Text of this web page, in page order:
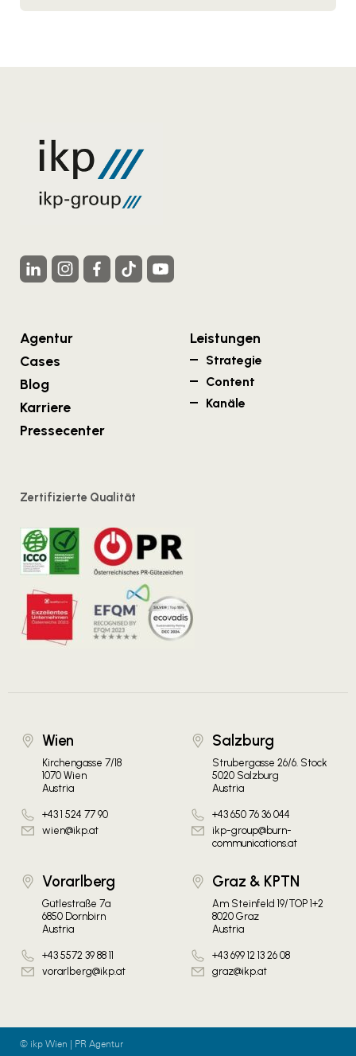
Agentur
Cases
Blog
Karriere
Pressecenter
Leistungen
Strategie
Content
Kanäle
Zertifizierte Qualität
Wien
Kirchengasse 7/18
1070 Wien
Austria
+43 1 524 77 90
wien@ikp.at
Salzburg
Strubergasse 26/6. Stock
5020 Salzburg
Austria
+43 650 76 36 044
ikp-group@burn-
communications.at
Vorarlberg
Gütlestraße 7a
6850 Dornbirn
Austria
+43 5572 39 88 11
vorarlberg@ikp.at
Graz & KPTN
Am Steinfeld 19/TOP 1+2
8020 Graz
Austria
+43 699 12 13 26 08
graz@ikp.at
© ikp Wien | PR Agentur